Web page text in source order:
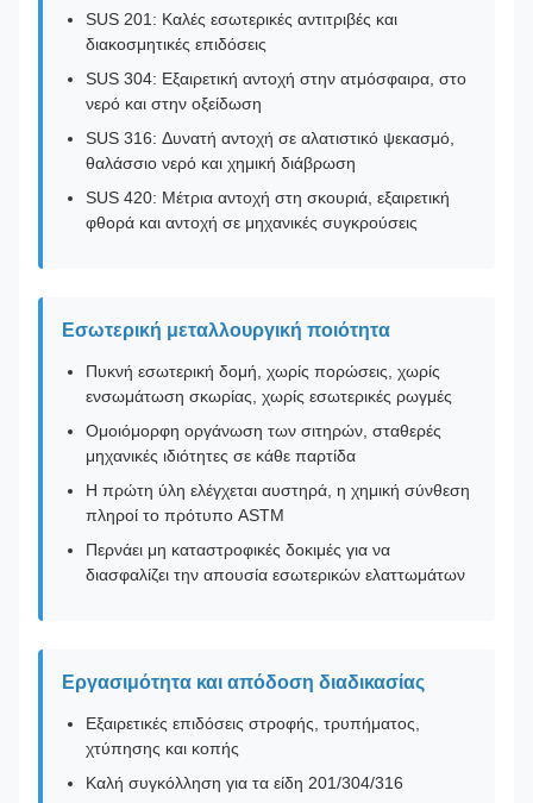
SUS 201: Καλές εσωτερικές αντιτριβές και
διακοσμητικές επιδόσεις
SUS 304: Εξαιρετική αντοχή στην ατμόσφαιρα, στο
νερό και στην οξείδωση
SUS 316: Δυνατή αντοχή σε αλατιστικό ψεκασμό,
θαλάσσιο νερό και χημική διάβρωση
SUS 420: Μέτρια αντοχή στη σκουριά, εξαιρετική
φθορά και αντοχή σε μηχανικές συγκρούσεις
Εσωτερική μεταλλουργική ποιότητα
Πυκνή εσωτερική δομή, χωρίς πορώσεις, χωρίς
ενσωμάτωση σκωρίας, χωρίς εσωτερικές ρωγμές
Ομοιόμορφη οργάνωση των σιτηρών, σταθερές
μηχανικές ιδιότητες σε κάθε παρτίδα
Η πρώτη ύλη ελέγχεται αυστηρά, η χημική σύνθεση
πληροί το πρότυπο ASTM
Περνάει μη καταστροφικές δοκιμές για να
διασφαλίζει την απουσία εσωτερικών ελαττωμάτων
Εργασιμότητα και απόδοση διαδικασίας
Εξαιρετικές επιδόσεις στροφής, τρυπήματος,
χτύπησης και κοπής
Καλή συγκόλληση για τα είδη 201/304/316